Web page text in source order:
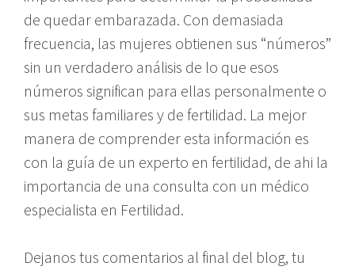
de quedar embarazada. Con demasiada
frecuencia, las mujeres obtienen sus “números”
sin un verdadero análisis de lo que esos
números significan para ellas personalmente o
sus metas familiares y de fertilidad. La mejor
manera de comprender esta información es
con la guía de un experto en fertilidad, de ahi la
importancia de una consulta con un médico
especialista en Fertilidad.
Dejanos tus comentarios al final del blog, tu